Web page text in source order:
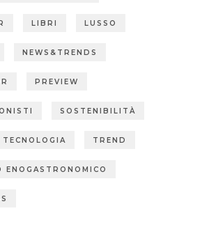
LIBRI LUSSO
NEWS&TRENDS
PREVIEW
SOSTENIBILITÀ
TECNOLOGIA TREND
ENOGASTRONOMICO